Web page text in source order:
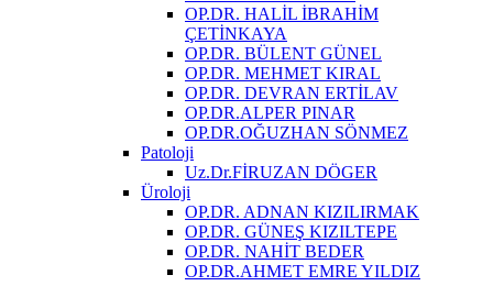
OP.DR. HALİL İBRAHİM
ÇETİNKAYA
OP.DR. BÜLENT GÜNEL
OP.DR. MEHMET KIRAL
OP.DR. DEVRAN ERTİLAV
OP.DR.ALPER PINAR
OP.DR.OĞUZHAN SÖNMEZ
Patoloji
Uz.Dr.FİRUZAN DÖGER
Üroloji
OP.DR. ADNAN KIZILIRMAK
OP.DR. GÜNEŞ KIZILTEPE
OP.DR. NAHİT BEDER
OP.DR.AHMET EMRE YILDIZ